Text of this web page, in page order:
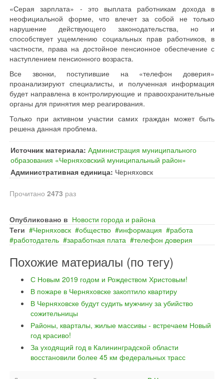
«Серая зарплата» - это выплата работникам дохода в
неофициальной форме, что влечет за собой не только
нарушение действующего законодательства, но и
способствует ущемлению социальных прав работников, в
частности, права на достойное пенсионное обеспечение с
наступлением пенсионного возраста.
Все звонки, поступившие на «телефон доверия»
проанализируют специалисты, и полученная информация
будет направлена в контролирующие и правоохранительные
органы для принятия мер реагирования.
Только при активном участии самих граждан может быть
решена данная проблема.
Источник материала: Администрация муниципального
образования «Черняховский муниципальный район»
Административная единица: Черняховск
Прочитано 2473 раз
Опубликовано в Новости города и района
Теги
Черняховск общество информация
работа
работодатель
заработная плата телефон доверия
Похожие материалы (по тегу)
С Новым 2019 годом и Рождеством Христовым!
В пожаре в Черняховске закоптило квартиру
В Черняховске будут судить мужчину за убийство
сожительницы
Районы, кварталы, жилые массивы - встречаем Новый
год красиво!
За уходящий год в Калининградской области
восстановили более 45 км федеральных трасс